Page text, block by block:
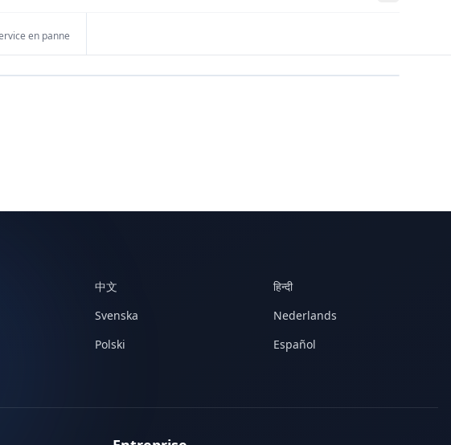
en panne
中文
हिन्दी
Svenska
Nederlands
Polski
Español